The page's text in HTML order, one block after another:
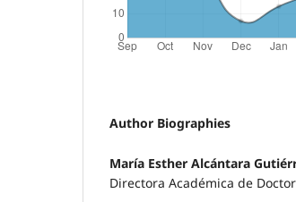
Author Biographies
María Esther Alcántara
Directora Académica de